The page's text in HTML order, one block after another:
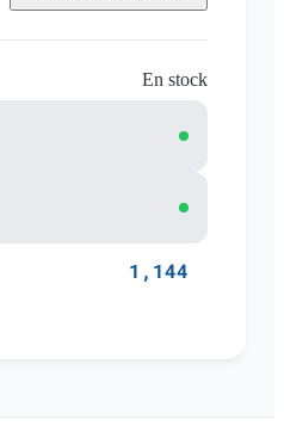
En stock
1,144